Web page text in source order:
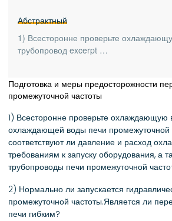
Абстрактный
1) Всесторонне проверьте
трубопровод excerpt …
Подготовка и меры предосторожности
промежуточной частоты
1) Всесторонне проверьте охлаждающую
охлаждающей воды печи промежуточной
соответствуют ли давление и расход
требованиям к запуску оборудования, а
трубопроводы печи промежуточной
2) Нормально ли запускается
промежуточной частоты.Является ли
печи гибким?